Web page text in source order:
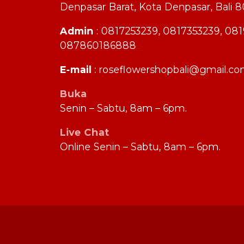
Denpasar Barat, Kota Denpasar, Bali
Admin : 0817253239, 0817353239,
087860186888
E-mail :
Buka
Senin – Sabtu, 8am – 6pm.
Live Chat
Online Senin – Sabtu, 8am – 6pm.